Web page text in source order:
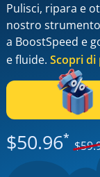
Pulisci, ripara e
nostro
a BoostSpeed e
e fluide. Scopri di
$50.96* $